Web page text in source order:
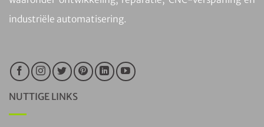
industriële automatisering.
NUTTIGE LINKS